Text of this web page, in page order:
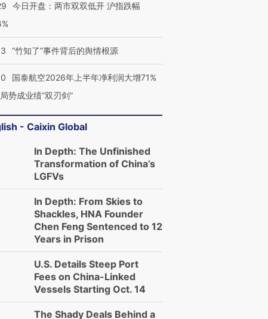
今日开盘：两市双双低开 沪指跌幅
“竹知了”事件背后的舆情根源
国泰航空2026年上半年净利润大增71%
势成业绩“双刃剑”
- Caixin Global
In Depth: The Unfinished
Transformation of China’s
LGFVs
In Depth: From Skies to
Shackles, HNA Founder
Chen Feng Sentenced to 12
Years in Prison
U.S. Details Steep Port
Fees on China-Linked
Vessels Starting Oct. 14
The Shady Deals Behind a